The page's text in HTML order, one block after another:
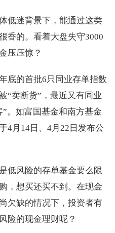
低迷背景下，能通过这类
香的。看着大盘失守3000
压压惊？
底的首批6只同业存单指数
“卖断货”，最近又有同业
。如富国基金和南方基金
4月14日、4月22日发布公
低风险的存单基金要么限
，想买还买不到。在现金
欠缺的情况下，投资者有
险的现金理财呢？